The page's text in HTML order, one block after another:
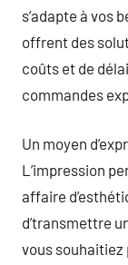
s’adapte à vos
offrent des
coûts et de
commandes
Un moyen
L’impression
affaire
d’transmettre
vous souhaitiez